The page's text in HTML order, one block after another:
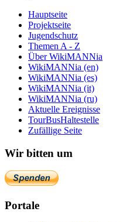
Hauptseite
Projektseite
Jugendschutz
Themen A - Z
Über WikiMANNia
WikiMANNia (en)
WikiMANNia (es)
WikiMANNia (it)
WikiMANNia (ru)
Aktuelle Ereignisse
TourBusHaltestelle
Zufällige Seite
Wir bitten um
Portale